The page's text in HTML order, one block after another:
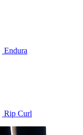
Endura
Rip Curl